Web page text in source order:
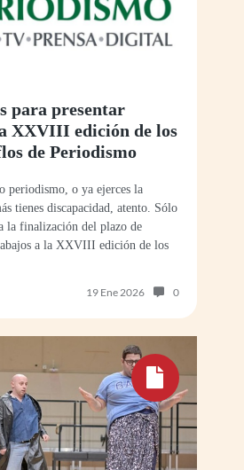
para presentar
XXVIII edición de los
de Periodismo
periodismo, o ya ejerces la
tienes discapacidad, atento. Sólo
la finalización del plazo de
a la XXVIII edición de los
19 Ene 2026 Número de
0